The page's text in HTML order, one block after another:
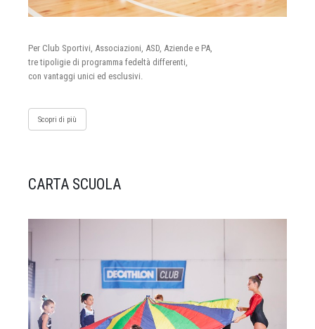
Per Club Sportivi, Associazioni, ASD, Aziende e PA,
tre tipoligie di programma fedeltà differenti,
con vantaggi unici ed esclusivi.
Scopri di più
CARTA SCUOLA